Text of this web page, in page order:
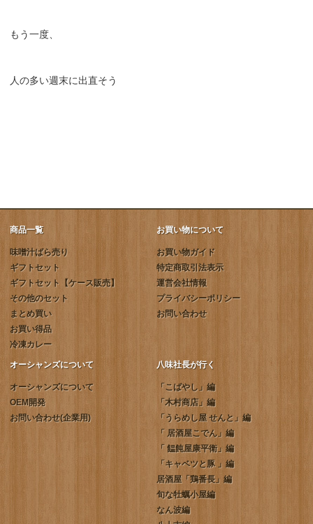
もう一度、
人の多い週末に出直そう
商品一覧
味噌汁ばら売り
ギフトセット
ギフトセット【ケース販売】
その他のセット
まとめ買い
お買い得品
冷凍カレー
お買い物について
お買い物ガイド
特定商取引法表示
運営会社情報
プライバシーポリシー
お問い合わせ
オーシャンズについて
オーシャンズについて
OEM開発
お問い合わせ(企業用)
八味社長が行く
「こばやし」編
「木村商店」編
「うらめし屋 せんと」編
「 居酒屋こでん」編
「 饂飩屋康平衛」編
「キャベツと豚 」編
居酒屋「鶏番長」編
旬な牡蠣小屋編
なん波編